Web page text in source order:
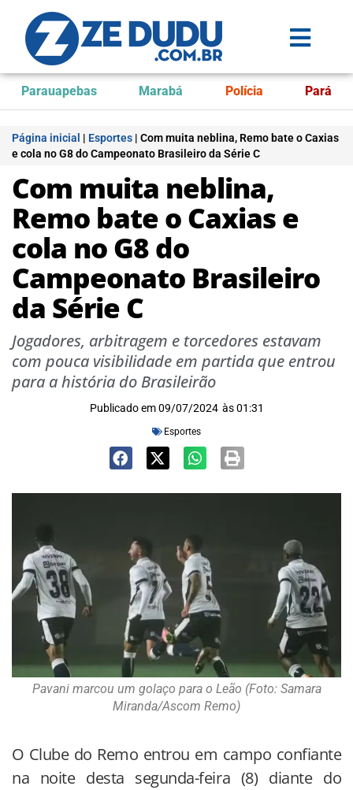
Parauapebas Marabá Polícia Pará
Página inicial | Esportes | Com muita neblina, Remo bate o Caxias
e cola no G8 do Campeonato Brasileiro da Série C
Com muita neblina,
Remo bate o Caxias e
cola no G8 do
Campeonato Brasileiro
da Série C
Jogadores, arbitragem e torcedores estavam
com pouca visibilidade em partida que entrou
para a história do Brasileirão
Publicado em 09/07/2024 às 01:31
Esportes
Pavani marcou um golaço para o Leão (Foto: Samara
Miranda/Ascom Remo)
O Clube do Remo entrou em campo confiante
na noite desta segunda-feira (8) diante do